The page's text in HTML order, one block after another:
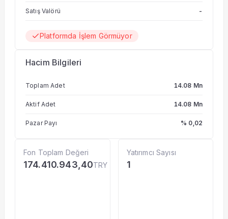
Satış Valörü -
Platformda İşlem Görmüyor
Hacim Bilgileri
Toplam Adet 14.08 Mn
Aktif Adet 14.08 Mn
Pazar Payı % 0,02
Fon Toplam Değeri
174.410.943,40TRY
Yatırımcı Sayısı
1